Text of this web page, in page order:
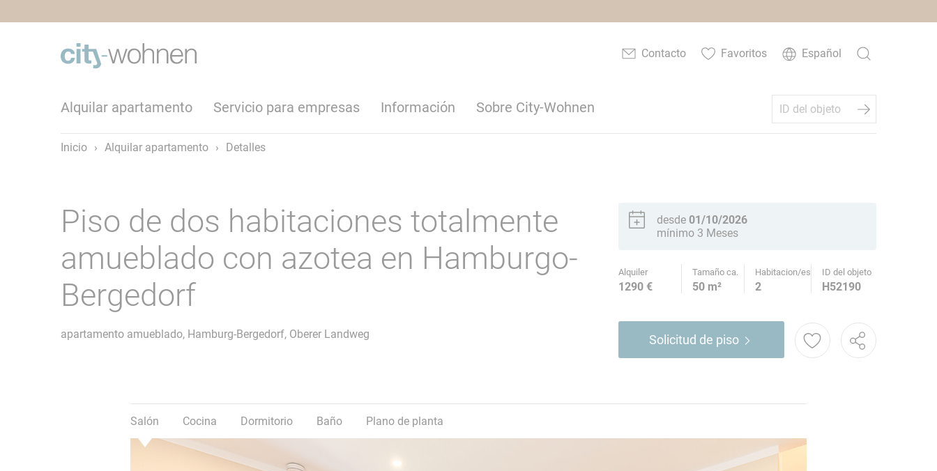
Contacto Favoritos Español
Alquilar apartamento Servicio para empresas Información Sobre City-Wohnen
Inicio › Alquilar apartamento › Detalles
Piso de dos habitaciones totalmente
amueblado con azotea en Hamburgo-
Bergedorf
apartamento amueblado, Hamburg-Bergedorf, Oberer Landweg
Salón Cocina Dormitorio Baño Plano de planta
desde 01/10/2026
mínimo 3 Meses
Alquiler Tamaño ca. Habitacion/es ID del objeto
1290 € 50 m² 2 H52190
Solicitud de piso
FavoritosCompartir objeto